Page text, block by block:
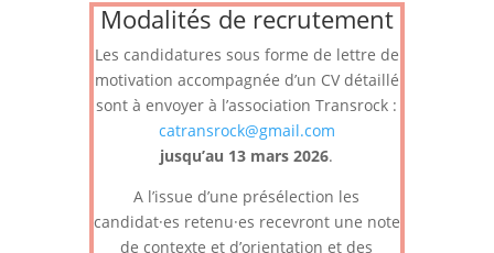
Modalités de recrutement
Les candidatures sous forme de lettre de
motivation accompagnée d’un CV détaillé
sont à envoyer à l’association Transrock :
catransrock@gmail.com
jusqu’au 13 mars 2026.
A l’issue d’une présélection les
candidat·es retenu·es recevront une note
de contexte et d’orientation et des